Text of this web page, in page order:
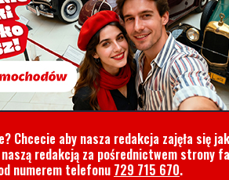
Chcecie aby nasza redakcja zajęła się
redakcją za pośrednictwem strony
numerem telefonu 729 715 670.